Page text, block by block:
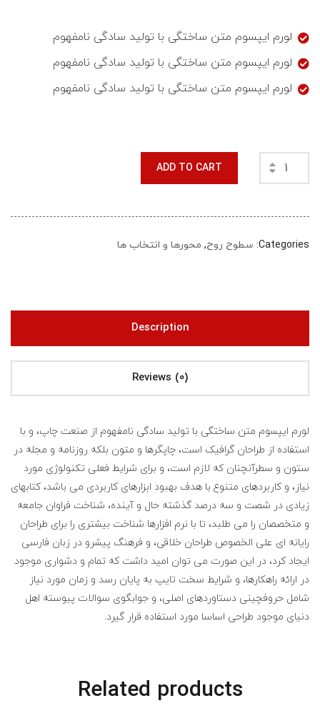
لورم ایپسوم متن ساختگی با تولید سادگی نامفهوم
لورم ایپسوم متن ساختگی با تولید سادگی نامفهوم
لورم ایپسوم متن ساختگی با تولید سادگی نامفهوم
ADD TO CART
Categories: سطوح روح, محورها و انتخاب ها
Description
Reviews (0)
لورم ایپسوم متن ساختگی با تولید سادگی نامفهوم از صنعت چاپ، و با
استفاده از طراحان گرافیک است، چاپگرها و متون بلکه روزنامه و مجله در
ستون و سطرآنچنان که لازم است، و برای شرایط فعلی تکنولوژی مورد
نیاز، و کاربردهای متنوع با هدف بهبود ابزارهای کاربردی می باشد، کتابهای
زیادی در شصت و سه درصد گذشته حال و آینده، شناخت فراوان جامعه
و متخصصان را می طلبد، تا با نرم افزارها شناخت بیشتری را برای طراحان
رایانه ای علی الخصوص طراحان خلاقی، و فرهنگ پیشرو در زبان فارسی
ایجاد کرد، در این صورت می توان امید داشت که تمام و دشواری موجود
در ارائه راهکارها، و شرایط سخت تایپ به پایان رسد و زمان مورد نیاز
شامل حروفچینی دستاوردهای اصلی، و جوابگوی سوالات پیوسته اهل
دنیای موجود طراحی اساسا مورد استفاده قرار گیرد.
Related products